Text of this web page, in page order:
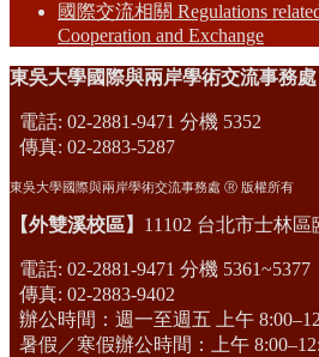
國際交流相關 Regulations
Cooperation and Exchange
東吳大學國際與兩岸學術交流事務處
電話: 02-2881-9471 分機 5352
傳真: 02-2883-5287
東吳大學國際與兩岸學術交流事務處 Ⓡ 版權所有
【外雙溪校區】 11102 台北市士林區
電話: 02-2881-9471 分機 5361~5377
傳真: 02-2883-9402
辦公時間：週一至週五 上午
暑假／寒假辦公時間：上午